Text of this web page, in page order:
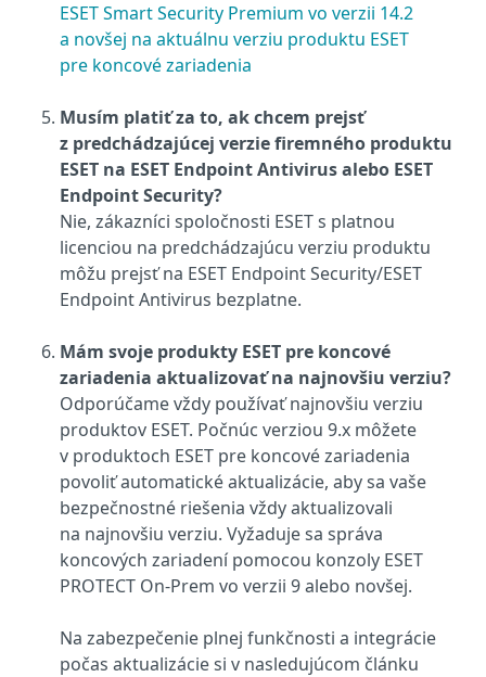
ESET Smart Security Premium vo verzii 14.2
a novšej na aktuálnu verziu produktu ESET
pre koncové zariadenia
Musím platiť za to, ak chcem prejsť
z predchádzajúcej verzie firemného produktu
ESET na ESET Endpoint Antivirus alebo ESET
Endpoint Security?
Nie, zákazníci spoločnosti ESET s platnou
licenciou na predchádzajúcu verziu produktu
môžu prejsť na ESET Endpoint Security/ESET
Endpoint Antivirus bezplatne.
Mám svoje produkty ESET pre koncové
zariadenia aktualizovať na najnovšiu verziu?
Odporúčame vždy používať najnovšiu verziu
produktov ESET. Počnúc verziou 9.x môžete
v produktoch ESET pre koncové zariadenia
povoliť automatické aktualizácie, aby sa vaše
bezpečnostné riešenia vždy aktualizovali
na najnovšiu verziu. Vyžaduje sa správa
koncových zariadení pomocou konzoly ESET
PROTECT On‑Prem vo verzii 9 alebo novšej.
Na zabezpečenie plnej funkčnosti a integrácie
počas aktualizácie si v nasledujúcom článku